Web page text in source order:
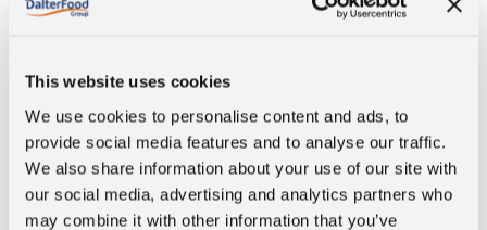
This website uses cookies
We use cookies to personalise content and ads, to
provide social media features and to analyse our traffic.
We also share information about your use of our site with
our social media, advertising and analytics partners who
may combine it with other information that you’ve
Carboidrati
di cui zuccheri: 0 g
Proteine 32 g